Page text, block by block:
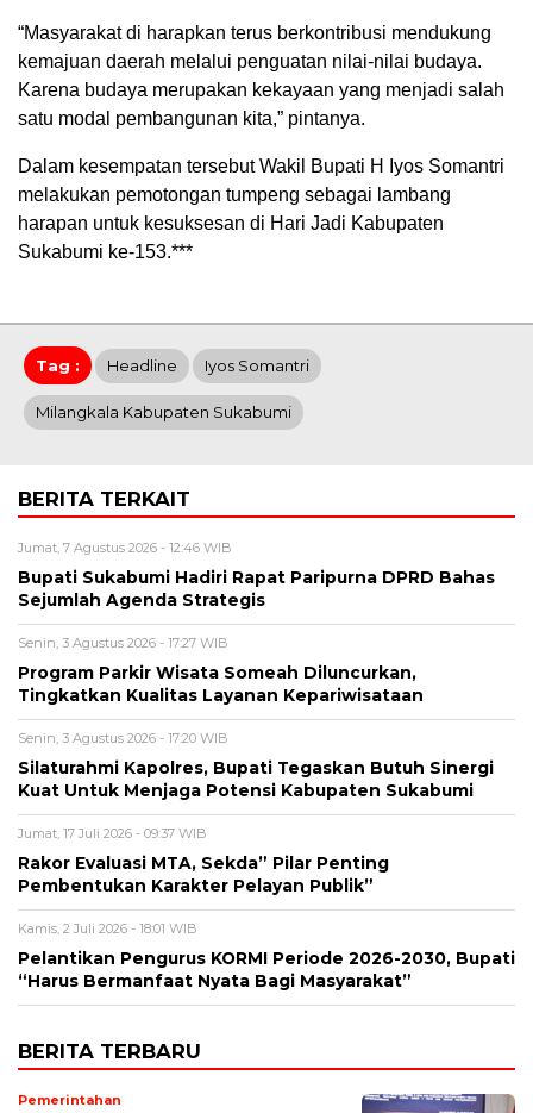
“Masyarakat di harapkan terus berkontribusi mendukung
kemajuan daerah melalui penguatan nilai-nilai budaya.
Karena budaya merupakan kekayaan yang menjadi salah
satu modal pembangunan kita,” pintanya.
Dalam kesempatan tersebut Wakil Bupati H Iyos Somantri
melakukan pemotongan tumpeng sebagai lambang
harapan untuk kesuksesan di Hari Jadi Kabupaten
Sukabumi ke-153.***
Tag : Headline Iyos Somantri
Milangkala Kabupaten Sukabumi
BERITA TERKAIT
Jumat, 7 Agustus 2026 - 12:46 WIB
Bupati Sukabumi Hadiri Rapat Paripurna DPRD Bahas
Sejumlah Agenda Strategis
Senin, 3 Agustus 2026 - 17:27 WIB
Program Parkir Wisata Someah Diluncurkan,
Tingkatkan Kualitas Layanan Kepariwisataan
Senin, 3 Agustus 2026 - 17:20 WIB
Silaturahmi Kapolres, Bupati Tegaskan Butuh Sinergi
Kuat Untuk Menjaga Potensi Kabupaten Sukabumi
Jumat, 17 Juli 2026 - 09:37 WIB
Rakor Evaluasi MTA, Sekda” Pilar Penting
Pembentukan Karakter Pelayan Publik”
Kamis, 2 Juli 2026 - 18:01 WIB
Pelantikan Pengurus KORMI Periode 2026-2030, Bupati
“Harus Bermanfaat Nyata Bagi Masyarakat”
BERITA TERBARU
Pemerintahan